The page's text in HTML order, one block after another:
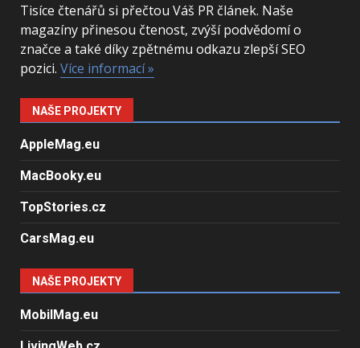
Tisíce čtenářů si přečtou Váš PR článek. Naše
magazíny přinesou čtenost, zvýší podvědomí o
značce a také díky zpětnému odkazu zlepší SEO
pozici. Více informací »
NAŠE PROJEKTY
AppleMag.eu
MacBooky.eu
TopStories.cz
CarsMag.eu
NAŠE PROJEKTY
MobilMag.eu